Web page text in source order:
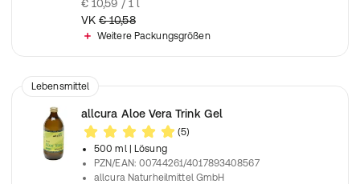
€ 10,59 / 1 l
VK € 10,58
Weitere Packungsgrößen
Lebensmittel
allcura Aloe Vera Trink Gel
(5)
500 ml
| Lösung
PZN/EAN:00744261/4017893408567
allcura Naturheilmittel GmbH